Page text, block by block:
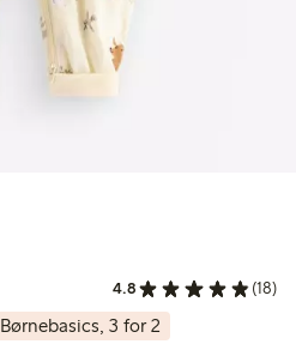
4.8 (18)
Børnebasics, 3 for 2